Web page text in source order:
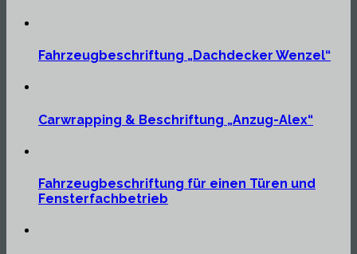
Fahrzeugbeschriftung „Dachdecker Wenzel“
Carwrapping & Beschriftung „Anzug-Alex“
Fahrzeugbeschriftung für einen Türen und
Fensterfachbetrieb